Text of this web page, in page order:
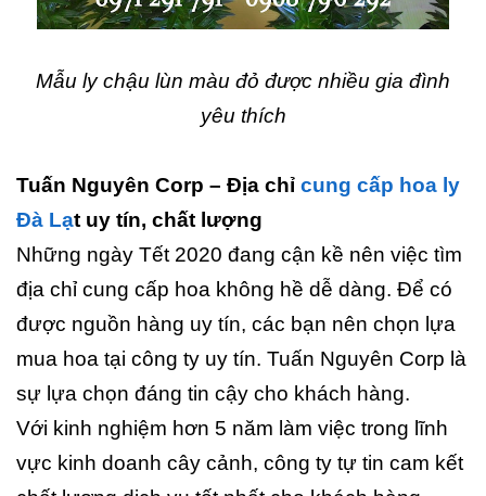
Mẫu ly chậu lùn màu đỏ được nhiều gia đình
yêu thích
Tuấn Nguyên Corp – Địa chỉ cung cấp hoa ly
Đà Lạt uy tín, chất lượng
Những ngày Tết 2020 đang cận kề nên việc tìm
địa chỉ cung cấp hoa không hề dễ dàng. Để có
được nguồn hàng uy tín, các bạn nên chọn lựa
mua hoa tại công ty uy tín. Tuấn Nguyên Corp là
sự lựa chọn đáng tin cậy cho khách hàng.
Với kinh nghiệm hơn 5 năm làm việc trong lĩnh
vực kinh doanh cây cảnh, công ty tự tin cam kết